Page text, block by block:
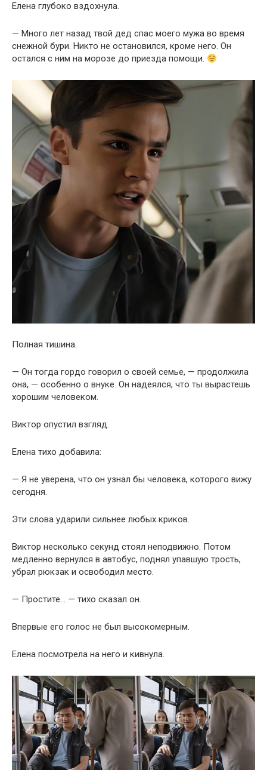
Елена глубоко вздохнула.
— Много лет назад твой дед спас моего мужа во время
снежной бури. Никто не остановился, кроме него. Он
остался с ним на морозе до приезда помощи.
Полная тишина.
— Он тогда гордо говорил о своей семье, — продолжила
она, — особенно о внуке. Он надеялся, что ты вырастешь
хорошим человеком.
Виктор опустил взгляд.
Елена тихо добавила:
— Я не уверена, что он узнал бы человека, которого вижу
сегодня.
Эти слова ударили сильнее любых криков.
Виктор несколько секунд стоял неподвижно. Потом
медленно вернулся в автобус, поднял упавшую трость,
убрал рюкзак и освободил место.
— Простите… — тихо сказал он.
Впервые его голос не был высокомерным.
Елена посмотрела на него и кивнула.